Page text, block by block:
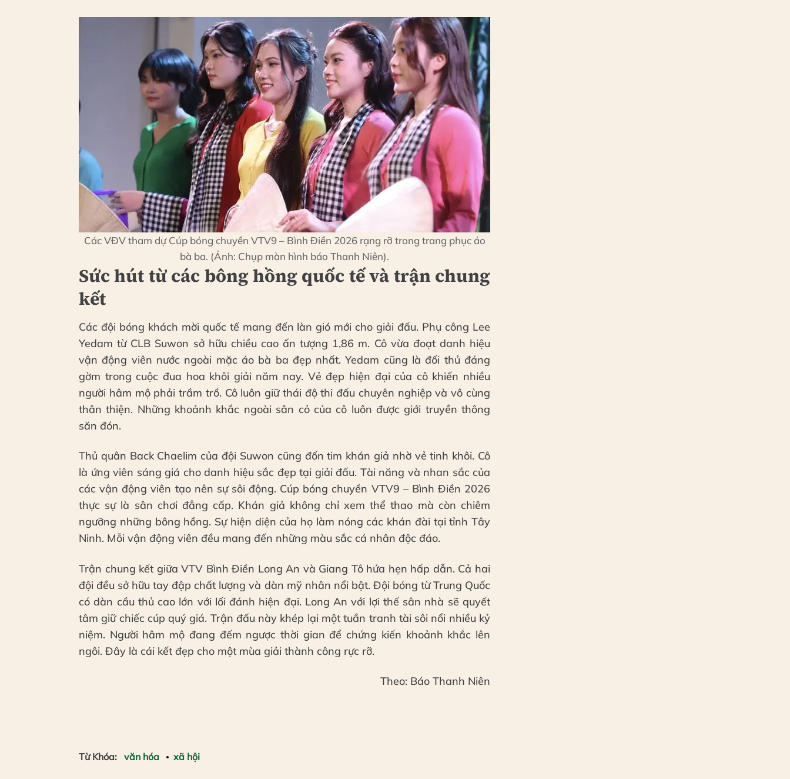
Các VĐV tham dự Cúp bóng chuyền VTV9 – Bình Điền 2026 rạng rỡ trong trang phục áo
bà ba. (Ảnh: Chụp màn hình báo Thanh Niên).
Sức hút từ các bông hồng quốc tế và trận chung
kết
Các đội bóng khách mời quốc tế mang đến làn gió mới cho giải đấu. Phụ công Lee
Yedam từ CLB Suwon sở hữu chiều cao ấn tượng 1,86 m. Cô vừa đoạt danh hiệu
vận động viên nước ngoài mặc áo bà ba đẹp nhất. Yedam cũng là đối thủ đáng
gờm trong cuộc đua hoa khôi giải năm nay. Vẻ đẹp hiện đại của cô khiến nhiều
người hâm mộ phải trầm trồ. Cô luôn giữ thái độ thi đấu chuyên nghiệp và vô cùng
thân thiện. Những khoảnh khắc ngoài sân cỏ của cô luôn được giới truyền thông
săn đón.
Thủ quân Back Chaelim của đội Suwon cũng đốn tim khán giả nhờ vẻ tinh khôi. Cô
là ứng viên sáng giá cho danh hiệu sắc đẹp tại giải đấu. Tài năng và nhan sắc của
các vận động viên tạo nên sự sôi động. Cúp bóng chuyền VTV9 – Bình Điền 2026
thực sự là sân chơi đẳng cấp. Khán giả không chỉ xem thể thao mà còn chiêm
ngưỡng những bông hồng. Sự hiện diện của họ làm nóng các khán đài tại tỉnh Tây
Ninh. Mỗi vận động viên đều mang đến những màu sắc cá nhân độc đáo.
Trận chung kết giữa VTV Bình Điền Long An và Giang Tô hứa hẹn hấp dẫn. Cả hai
đội đều sở hữu tay đập chất lượng và dàn mỹ nhân nổi bật. Đội bóng từ Trung Quốc
có dàn cầu thủ cao lớn với lối đánh hiện đại. Long An với lợi thế sân nhà sẽ quyết
tâm giữ chiếc cúp quý giá. Trận đấu này khép lại một tuần tranh tài sôi nổi nhiều kỷ
niệm. Người hâm mộ đang đếm ngược thời gian để chứng kiến khoảnh khắc lên
ngôi. Đây là cái kết đẹp cho một mùa giải thành công rực rỡ.
Theo: Báo Thanh Niên
Từ Khóa: văn hóa xã hội